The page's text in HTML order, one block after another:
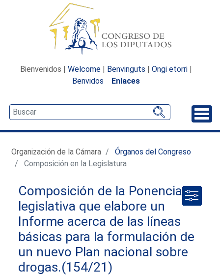
Bienvenidos | Welcome | Benvinguts | Ongi etorri |
Benvidos
Enlaces
Organización de la Cámara
Órganos del Congreso
Composición en la Legislatura
Composición de la Ponencia no
legislativa que elabore un
Informe acerca de las líneas
básicas para la formulación de
un nuevo Plan nacional sobre
drogas.(154/21)